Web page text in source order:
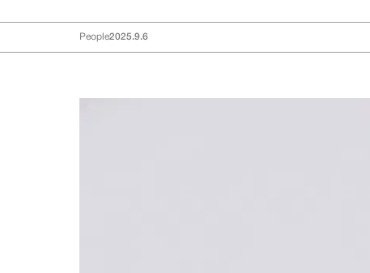
People2025.9.6